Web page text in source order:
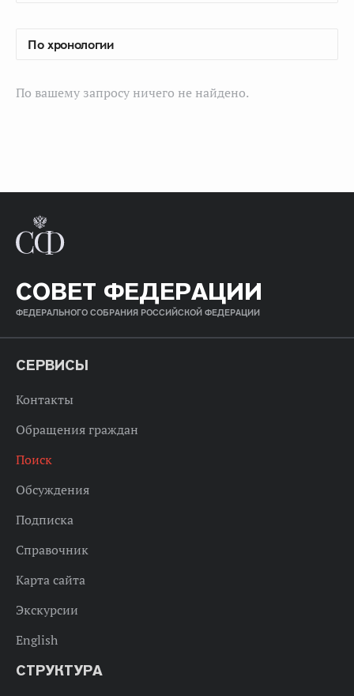
По вашему запросу ничего не найдено.
СОВЕТ ФЕДЕРАЦИИ
ФЕДЕРАЛЬНОГО СОБРАНИЯ РОССИЙСКОЙ ФЕДЕРАЦИИ
СЕРВИСЫ
Контакты
Обращения граждан
Поиск
Обсуждения
Подписка
Справочник
Карта сайта
Экскурсии
English
СТРУКТУРА